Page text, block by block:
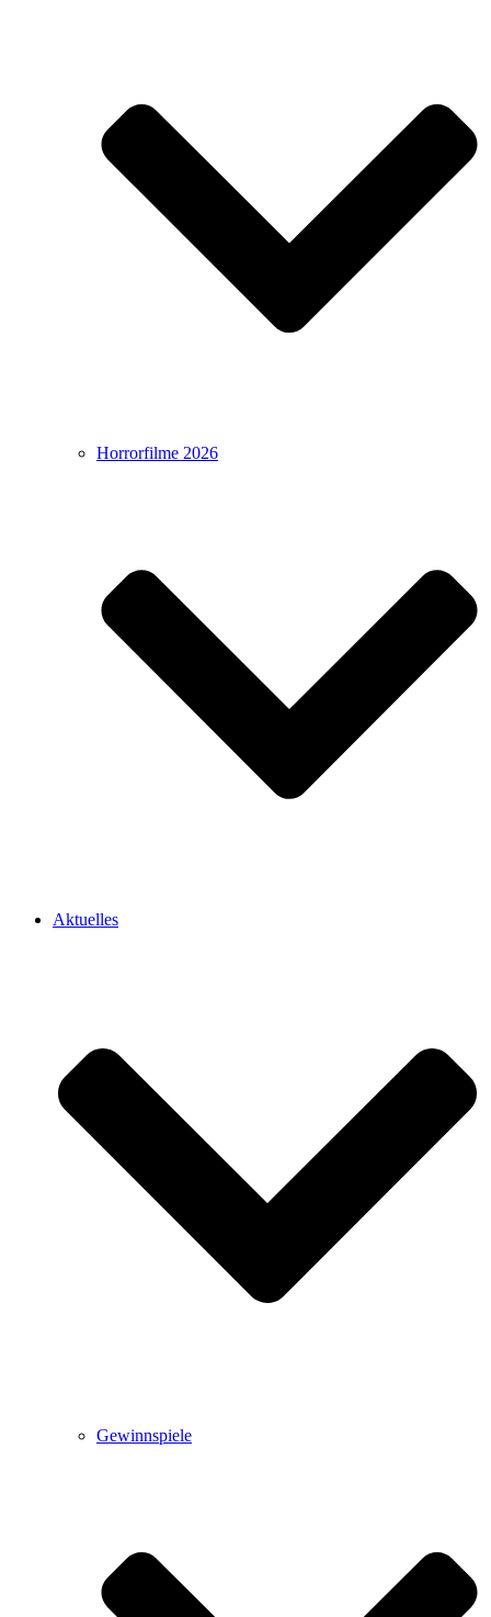
Horrorfilme 2026
Aktuelles
Gewinnspiele